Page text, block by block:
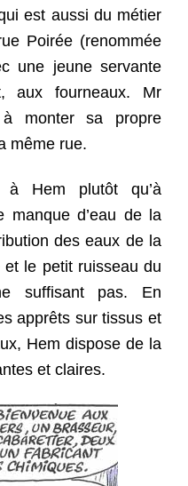
est aussi du métier
Poirée (renommée
une jeune servante
aux fourneaux. Mr
à monter sa propre
même rue.
à Hem plutôt qu’à
manque d’eau de la
des eaux de la
et le petit ruisseau du
suffisant pas. En
apprêts sur tissus et
Hem dispose de la
et claires.